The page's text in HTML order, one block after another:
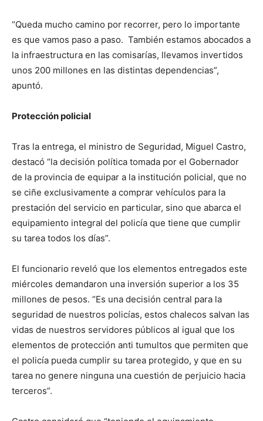
“Queda mucho camino por recorrer, pero lo importante
es que vamos paso a paso. También estamos abocados a
la infraestructura en las comisarías, llevamos invertidos
unos 200 millones en las distintas dependencias”,
apuntó.
Protección policial
Tras la entrega, el ministro de Seguridad, Miguel Castro,
destacó “la decisión política tomada por el Gobernador
de la provincia de equipar a la institución policial, que no
se ciñe exclusivamente a comprar vehículos para la
prestación del servicio en particular, sino que abarca el
equipamiento integral del policía que tiene que cumplir
su tarea todos los días”.
El funcionario reveló que los elementos entregados este
miércoles demandaron una inversión superior a los 35
millones de pesos. “Es una decisión central para la
seguridad de nuestros policías, estos chalecos salvan las
vidas de nuestros servidores públicos al igual que los
elementos de protección anti tumultos que permiten que
el policía pueda cumplir su tarea protegido, y que en su
tarea no genere ninguna una cuestión de perjuicio hacia
terceros”.